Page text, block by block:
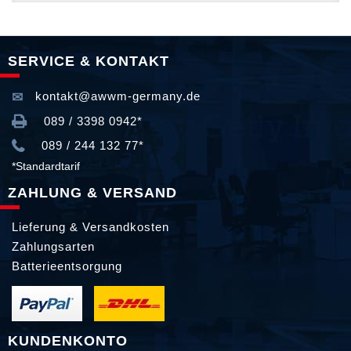
SERVICE & KONTAKT
kontakt@awwm-germany.de
089 / 3398 0942*
089 / 244 132 77*
*Standardtarif
ZAHLUNG & VERSAND
Lieferung & Versandkosten
Zahlungsarten
Batterieentsorgung
KUNDENKONTO